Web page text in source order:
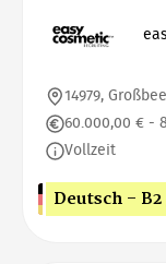
14979,
60.000,00 € -
Vollzeit
Deutsch -